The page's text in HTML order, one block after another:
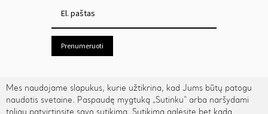
Prenumeruoti
Mes naudojame slapukus, kurie užtikrina, kad Jums būtų patogu
naudotis svetaine. Paspaudę mygtuką „Sutinku“ arba naršydami